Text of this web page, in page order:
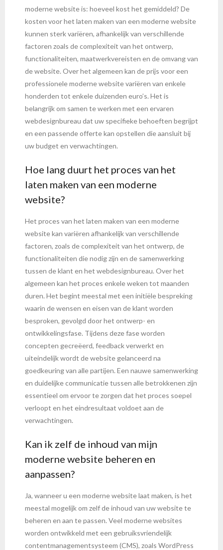
moderne website is: hoeveel kost het gemiddeld? De
kosten voor het laten maken van een moderne website
kunnen sterk variëren, afhankelijk van verschillende
factoren zoals de complexiteit van het ontwerp,
functionaliteiten, maatwerkvereisten en de omvang van
de website. Over het algemeen kan de prijs voor een
professionele moderne website variëren van enkele
honderden tot enkele duizenden euro’s. Het is
belangrijk om samen te werken met een ervaren
webdesignbureau dat uw specifieke behoeften begrijpt
en een passende offerte kan opstellen die aansluit bij
uw budget en verwachtingen.
Hoe lang duurt het proces van het
laten maken van een moderne
website?
Het proces van het laten maken van een moderne
website kan variëren afhankelijk van verschillende
factoren, zoals de complexiteit van het ontwerp, de
functionaliteiten die nodig zijn en de samenwerking
tussen de klant en het webdesignbureau. Over het
algemeen kan het proces enkele weken tot maanden
duren. Het begint meestal met een initiële bespreking
waarin de wensen en eisen van de klant worden
besproken, gevolgd door het ontwerp- en
ontwikkelingsfase. Tijdens deze fase worden
concepten gecreëerd, feedback verwerkt en
uiteindelijk wordt de website gelanceerd na
goedkeuring van alle partijen. Een nauwe samenwerking
en duidelijke communicatie tussen alle betrokkenen zijn
essentieel om ervoor te zorgen dat het proces soepel
verloopt en het eindresultaat voldoet aan de
verwachtingen.
Kan ik zelf de inhoud van mijn
moderne website beheren en
aanpassen?
Ja, wanneer u een moderne website laat maken, is het
meestal mogelijk om zelf de inhoud van uw website te
beheren en aan te passen. Veel moderne websites
worden ontwikkeld met een gebruiksvriendelijk
contentmanagementsysteem (CMS), zoals WordPress